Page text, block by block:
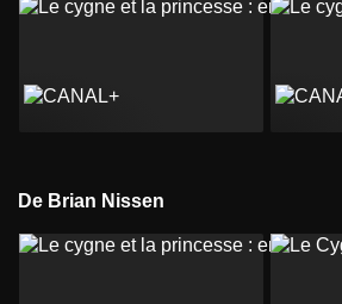
De Brian Nissen